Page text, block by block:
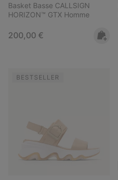
Basket Basse CALLSIGN
HORIZON™ GTX Homme
Regular price:
200,00 €
BESTSELLER